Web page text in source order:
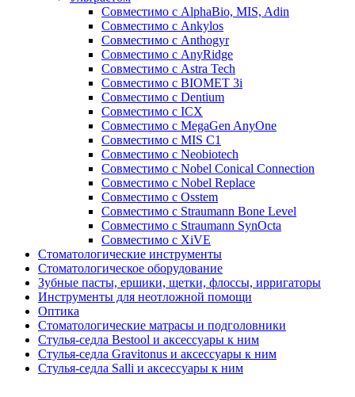
Совместимо с AlphaBio, MIS, Adin
Совместимо с Ankylos
Совместимо с Anthogyr
Совместимо с AnyRidge
Совместимо с Astra Tech
Совместимо с BIOMET 3i
Совместимо с Dentium
Совместимо с ICX
Совместимо с MegaGen AnyOne
Совместимо с MIS С1
Совместимо с Neobiotech
Совместимо с Nobel Conical Connection
Совместимо с Nobel Replace
Совместимо с Osstem
Совместимо с Straumann Bone Level
Совместимо с Straumann SynOcta
Совместимо с XiVE
Стоматологические инструменты
Стоматологическое оборудование
Зубные пасты, ершики, щетки, флоссы, ирригаторы
Инструменты для неотложной помощи
Оптика
Стоматологические матрасы и подголовники
Стулья-седла Bestool и аксессуары к ним
Стулья-седла Gravitonus и аксессуары к ним
Стулья-седла Salli и аксессуары к ним